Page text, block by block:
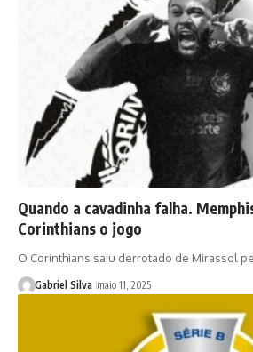
Quando a cavadinha falha.
Corinthians o jogo
O Corinthians saiu derrotado de Mirassol
Gabriel Silva maio 11, 2025